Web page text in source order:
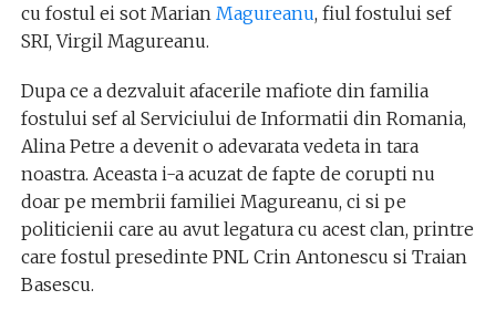
cu fostul ei sot Marian Magureanu, fiul fostului sef
SRI, Virgil Magureanu.
Dupa ce a dezvaluit afacerile mafiote din familia
fostului sef al Serviciului de Informatii din Romania,
Alina Petre a devenit o adevarata vedeta in tara
noastra. Aceasta i-a acuzat de fapte de corupti nu
doar pe membrii familiei Magureanu, ci si pe
politicienii care au avut legatura cu acest clan, printre
care fostul presedinte PNL Crin Antonescu si Traian
Basescu.